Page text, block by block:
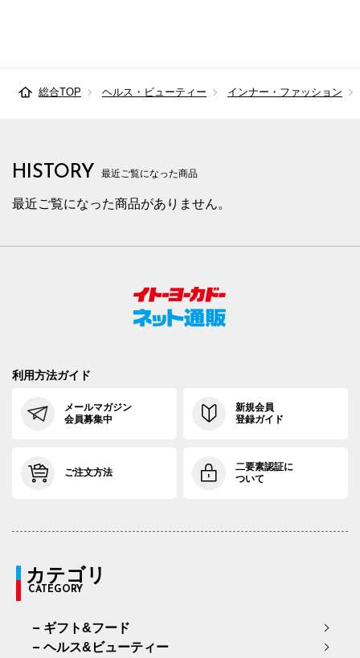
総合TOP ヘルス・ビューティー インナー・ファッション
HISTORY 最近ご覧になった商品
最近ご覧になった商品がありません。
利用方法ガイド
メールマガジン
会員募集中
新規会員
登録ガイド
ご注文方法
二要素認証に
ついて
カテゴリ
CATEGORY
ギフト&フード
ヘルス&ビューティー